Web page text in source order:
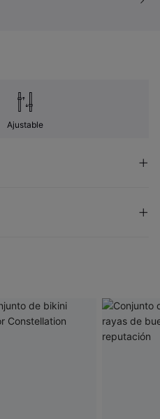
Ajustable